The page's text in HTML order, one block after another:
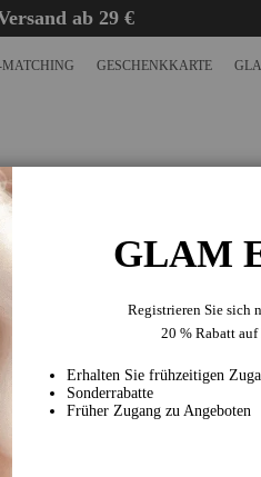
ab 29 €
GESCHENKKARTE
BL080701CO01
Wangen mit dem Rouge von SOFIQE
langanhaltende Rouge sorgt für eine
Ihrer Haut verbinde...
lesen
GLAM
Registrieren Sie sich
20 % Rabatt
Erhalten Sie frühzeitigen
Sonderrabatte
Früher Zugang zu Angeboten